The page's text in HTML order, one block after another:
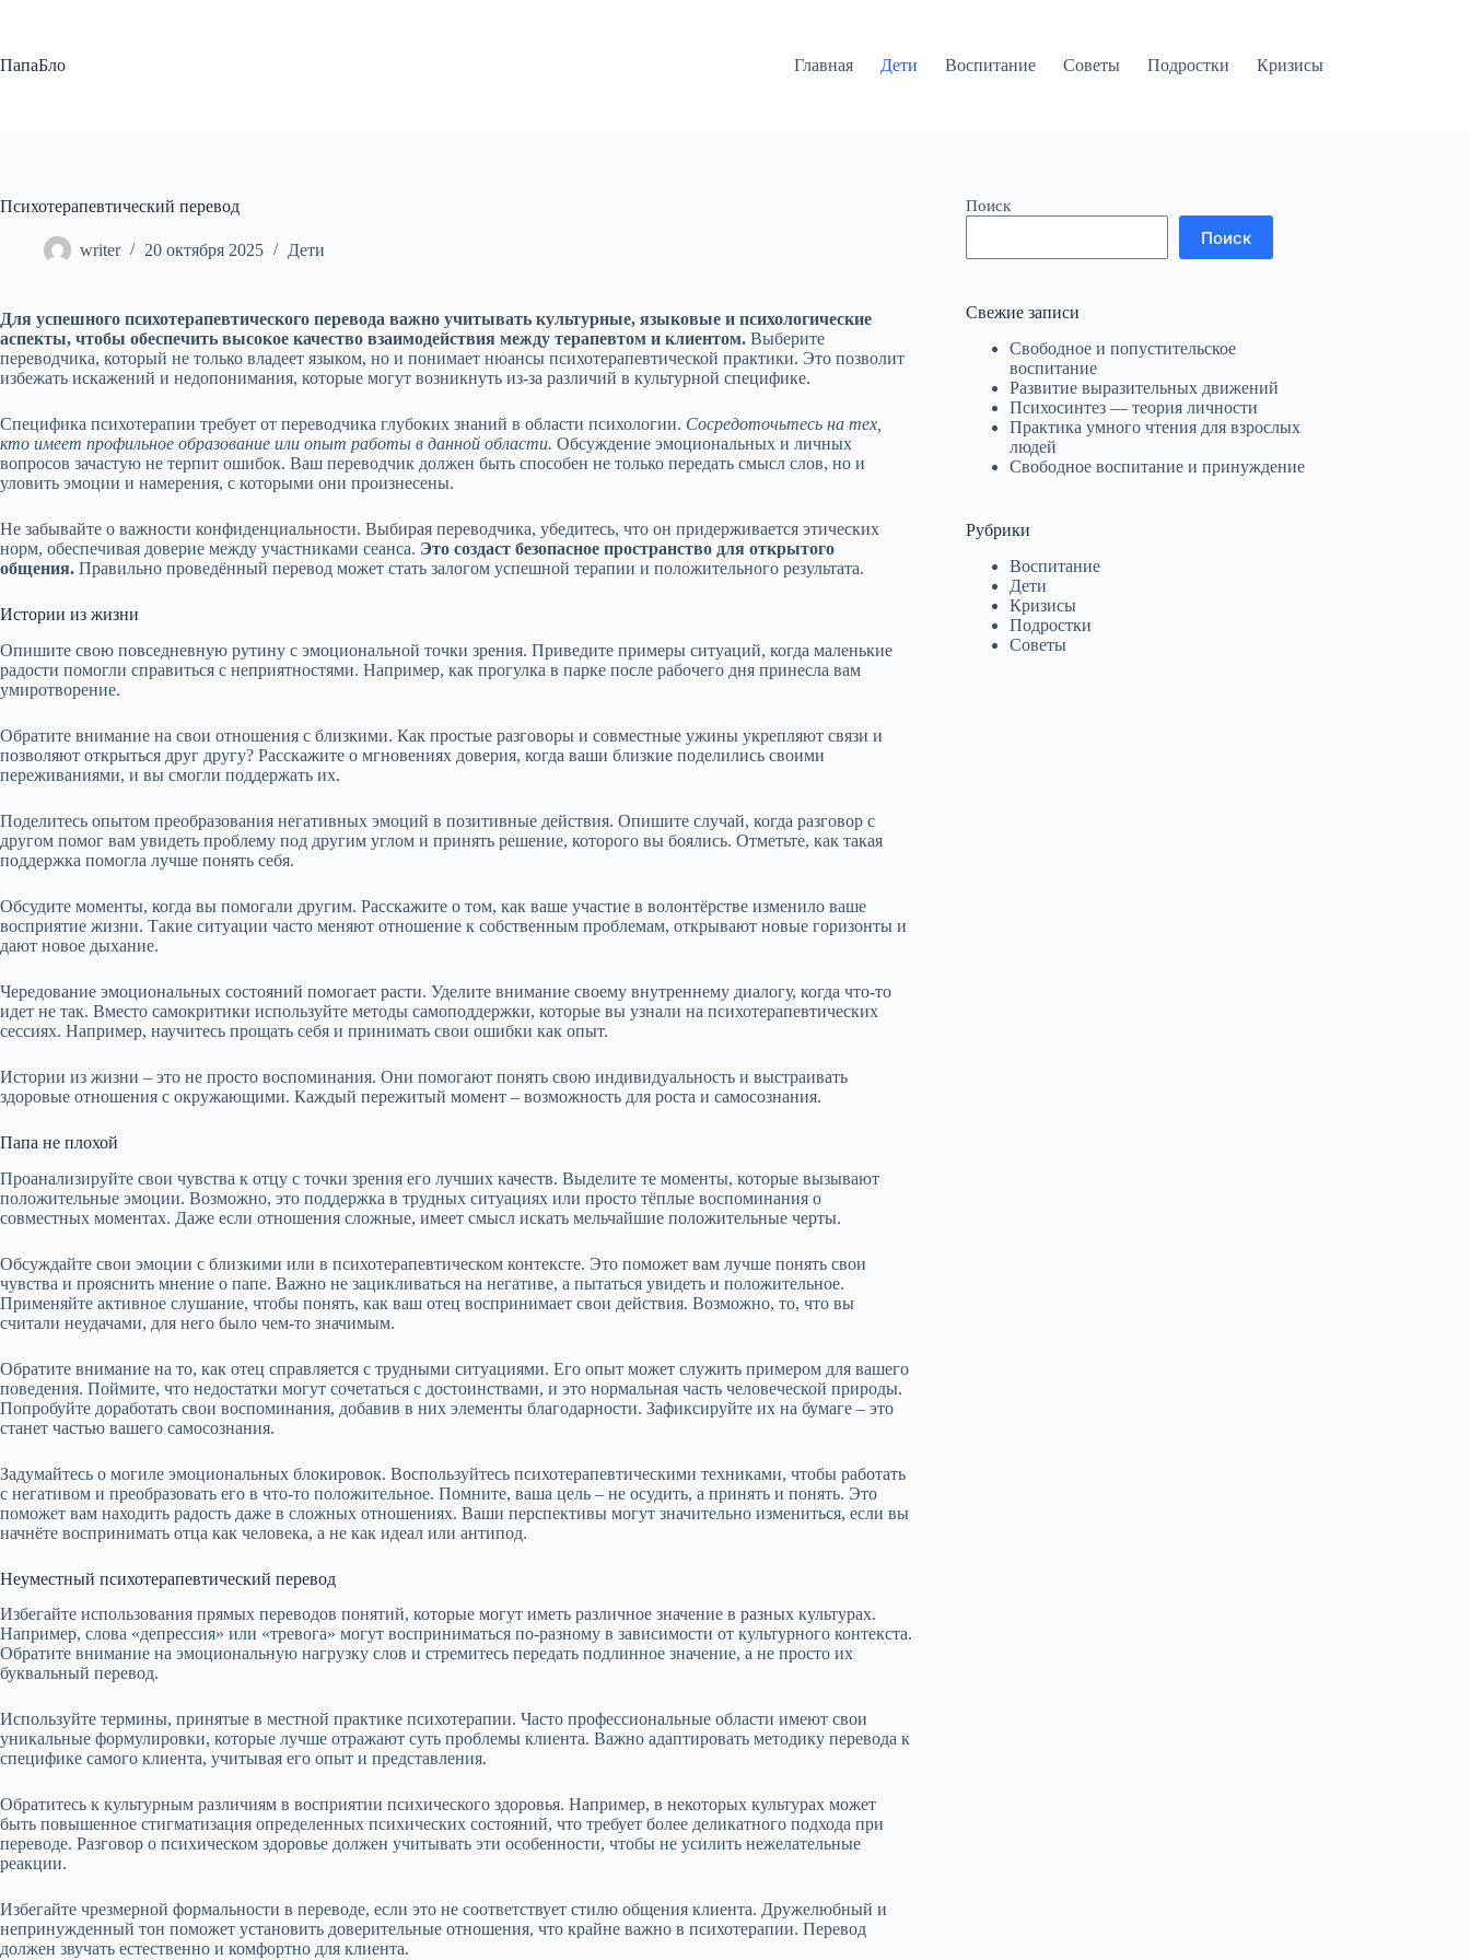
ПапаБло
Главная Дети Воспитание Советы Подростки Кризисы
Психотерапевтический перевод
writer 20 октября 2025 Дети
Для успешного психотерапевтического перевода важно учитывать культурные, языковые и психологические
аспекты, чтобы обеспечить высокое качество взаимодействия между терапевтом и клиентом. Выберите
переводчика, который не только владеет языком, но и понимает нюансы психотерапевтической практики. Это позволит
избежать искажений и недопонимания, которые могут возникнуть из-за различий в культурной специфике.
Специфика психотерапии требует от переводчика глубоких знаний в области психологии. Сосредоточьтесь на тех,
кто имеет профильное образование или опыт работы в данной области. Обсуждение эмоциональных и личных
вопросов зачастую не терпит ошибок. Ваш переводчик должен быть способен не только передать смысл слов, но и
уловить эмоции и намерения, с которыми они произнесены.
Не забывайте о важности конфиденциальности. Выбирая переводчика, убедитесь, что он придерживается этических
норм, обеспечивая доверие между участниками сеанса. Это создаст безопасное пространство для открытого
общения. Правильно проведённый перевод может стать залогом успешной терапии и положительного результата.
Истории из жизни
Опишите свою повседневную рутину с эмоциональной точки зрения. Приведите примеры ситуаций, когда маленькие
радости помогли справиться с неприятностями. Например, как прогулка в парке после рабочего дня принесла вам
умиротворение.
Обратите внимание на свои отношения с близкими. Как простые разговоры и совместные ужины укрепляют связи и
позволяют открыться друг другу? Расскажите о мгновениях доверия, когда ваши близкие поделились своими
переживаниями, и вы смогли поддержать их.
Поделитесь опытом преобразования негативных эмоций в позитивные действия. Опишите случай, когда разговор с
другом помог вам увидеть проблему под другим углом и принять решение, которого вы боялись. Отметьте, как такая
поддержка помогла лучше понять себя.
Обсудите моменты, когда вы помогали другим. Расскажите о том, как ваше участие в волонтёрстве изменило ваше
восприятие жизни. Такие ситуации часто меняют отношение к собственным проблемам, открывают новые горизонты и
дают новое дыхание.
Чередование эмоциональных состояний помогает расти. Уделите внимание своему внутреннему диалогу, когда что-то
идет не так. Вместо самокритики используйте методы самоподдержки, которые вы узнали на психотерапевтических
сессиях. Например, научитесь прощать себя и принимать свои ошибки как опыт.
Истории из жизни – это не просто воспоминания. Они помогают понять свою индивидуальность и выстраивать
здоровые отношения с окружающими. Каждый пережитый момент – возможность для роста и самосознания.
Папа не плохой
Проанализируйте свои чувства к отцу с точки зрения его лучших качеств. Выделите те моменты, которые вызывают
положительные эмоции. Возможно, это поддержка в трудных ситуациях или просто тёплые воспоминания о
совместных моментах. Даже если отношения сложные, имеет смысл искать мельчайшие положительные черты.
Обсуждайте свои эмоции с близкими или в психотерапевтическом контексте. Это поможет вам лучше понять свои
чувства и прояснить мнение о папе. Важно не зацикливаться на негативе, а пытаться увидеть и положительное.
Применяйте активное слушание, чтобы понять, как ваш отец воспринимает свои действия. Возможно, то, что вы
считали неудачами, для него было чем-то значимым.
Обратите внимание на то, как отец справляется с трудными ситуациями. Его опыт может служить примером для вашего
поведения. Поймите, что недостатки могут сочетаться с достоинствами, и это нормальная часть человеческой природы.
Попробуйте доработать свои воспоминания, добавив в них элементы благодарности. Зафиксируйте их на бумаге – это
станет частью вашего самосознания.
Задумайтесь о могиле эмоциональных блокировок. Воспользуйтесь психотерапевтическими техниками, чтобы работать
с негативом и преобразовать его в что-то положительное. Помните, ваша цель – не осудить, а принять и понять. Это
поможет вам находить радость даже в сложных отношениях. Ваши перспективы могут значительно измениться, если вы
начнёте воспринимать отца как человека, а не как идеал или антипод.
Неуместный психотерапевтический перевод
Избегайте использования прямых переводов понятий, которые могут иметь различное значение в разных культурах.
Например, слова «депрессия» или «тревога» могут восприниматься по-разному в зависимости от культурного контекста.
Обратите внимание на эмоциональную нагрузку слов и стремитесь передать подлинное значение, а не просто их
буквальный перевод.
Используйте термины, принятые в местной практике психотерапии. Часто профессиональные области имеют свои
уникальные формулировки, которые лучше отражают суть проблемы клиента. Важно адаптировать методику перевода к
специфике самого клиента, учитывая его опыт и представления.
Обратитесь к культурным различиям в восприятии психического здоровья. Например, в некоторых культурах может
быть повышенное стигматизация определенных психических состояний, что требует более деликатного подхода при
переводе. Разговор о психическом здоровье должен учитывать эти особенности, чтобы не усилить нежелательные
реакции.
Избегайте чрезмерной формальности в переводе, если это не соответствует стилю общения клиента. Дружелюбный и
непринужденный тон поможет установить доверительные отношения, что крайне важно в психотерапии. Перевод
должен звучать естественно и комфортно для клиента.
Поиск
Поиск
Свежие записи
Свободное и попустительское
воспитание
Развитие выразительных движений
Психосинтез — теория личности
Практика умного чтения для взрослых
людей
Свободное воспитание и принуждение
Рубрики
Воспитание
Дети
Кризисы
Подростки
Советы